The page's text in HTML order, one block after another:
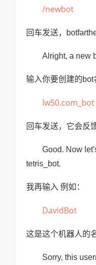
/newbot
回车发送，
Alright, a new
输入你要创建的bot
lw50.com_bot
回车发送，它会反
Good. Now
tetris_bot.
我再输入 例如：
DavidBot
这是这个机器人的
Sorry, this